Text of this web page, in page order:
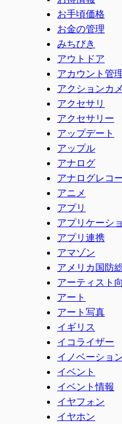
お手頃価格
お金の管理
みちびき
アウトドア
アカウント管
アクションカ
アクセサリ
アクセサリー
アップデート
アップル
アナログ
アナログレコ
アニメ
アプリ
アプリケーシ
アプリ連携
アマゾン
アメリカ国防
アーティスト
アート
アート写真
イギリス
イコライザー
イノベーショ
イベント
イベント情報
イヤフォン
イヤホン